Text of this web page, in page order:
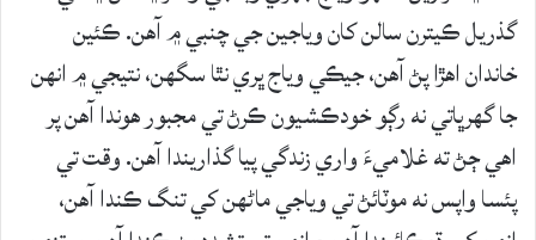
گذريل ڪيترن سالن کان وياجين جي چنبي ۾ آهن. ڪئين
خاندان اهڙا پڻ آهن، جيڪي وياج ڀري نٿا سگهن، نتيجي ۾ انهن
جا گهرڀاتي نه رڳو خودڪشيون ڪرڻ تي مجبور هوندا آهن پر
اهي ڄڻ ته غلاميءَ واري زندگي پيا گذاريندا آهن. وقت تي
پئسا واپس نه موٽائڻ تي وياجي ماڻهن کي تنگ ڪندا آهن،